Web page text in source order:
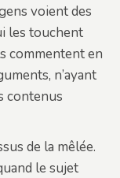
voient des
les touchent
commentent en
n’ayant
contenus
de la mêlée.
le sujet